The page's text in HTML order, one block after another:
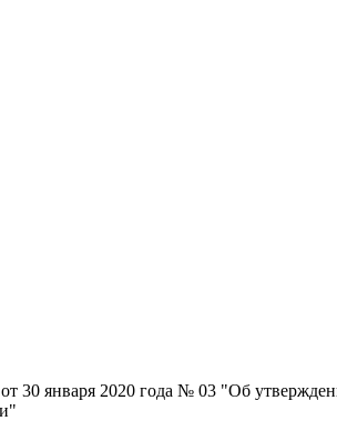
30 января 2020 года № 03 "Об